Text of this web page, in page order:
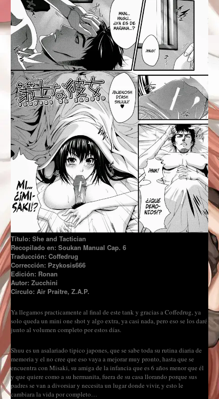
Título: She and Tactician
Recopilado en: Soukan Manual Cap. 6
Traducción: Coffedrug
Corrección: Pzykosis666
Edición: Ronan
Autor: Zucchini
Circulo: Air Praitre, Z.A.P.
Ya llegamos practicamente al final de este tank y gracias a Coffedrug, ya
solo queda un mini one shot y algo extra, ya casi nada, pero eso se los daré
junto al volumen completo por estos días.
Shuu es un asalariado tipico japones, que se sabe toda su rutina diaria de
memoria y el no cree que eso vaya a mejorar muy pronto, hasta que se
encuentra con Misaki, su amiga de la infancia que es 6 años menor que él
y que quiere como a su hermanita, fuera de su casa llorando porque sus
padres se van a divorsiar y necesita un lugar donde vivir, y esto le
cambiara la vida por completo…